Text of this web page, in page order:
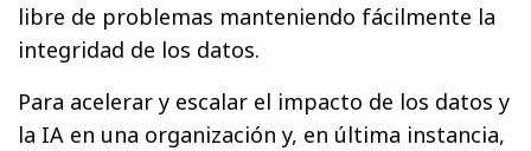
libre de problemas manteniendo fácilmente la
integridad de los datos.
Para acelerar y escalar el impacto de los datos y
la IA en una organización y, en última instancia,